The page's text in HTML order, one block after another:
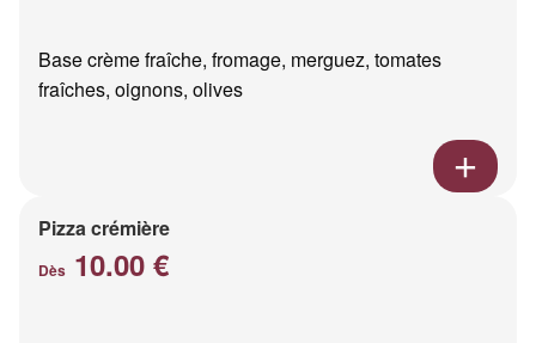
Base crème fraîche, fromage, merguez, tomates
fraîches, oignons, olives
Pizza crémière
Dès 10.00 €